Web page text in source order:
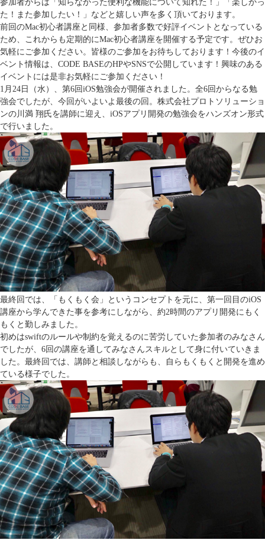
参加者からは「知らなかった便利な機能について知れた！」「楽しかっ
た！また参加したい！」などと嬉しい声を多く頂いております。
前回のMac初心者講座と同様、参加者多数で好評イベントとなっている
ため、これからも定期的にMac初心者講座を開催する予定です。ぜひお
気軽にご参加ください。皆様のご参加をお待ちしております！今後のイ
ベント情報は、CODE BASEのHPやSNSで公開しています！興味のある
イベントには是非お気軽にご参加ください！
1月24日（水）、第6回iOS勉強会が開催されました。全6回からなる勉
強会でしたが、今回がいよいよ最後の回。株式会社プロトソリューショ
ンの川満 翔氏を講師に迎え、iOSアプリ開発の勉強会をハンズオン形式
で行いました。
最終回では、「もくもく会」というコンセプトを元に、第一回目のiOS
講座から学んできた事を参考にしながら、約2時間のアプリ開発にもく
もくと勤しみました。
初めはswiftのルールや制約を覚えるのに苦労していた参加者のみなさん
でしたが、6回の講座を通してみなさんスキルとして身に付いていきま
した。最終回では、講師と相談しながらも、自らもくもくと開発を進め
ている様子でした。